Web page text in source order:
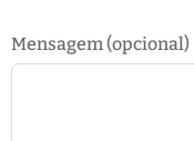
Mensagem (opcional)